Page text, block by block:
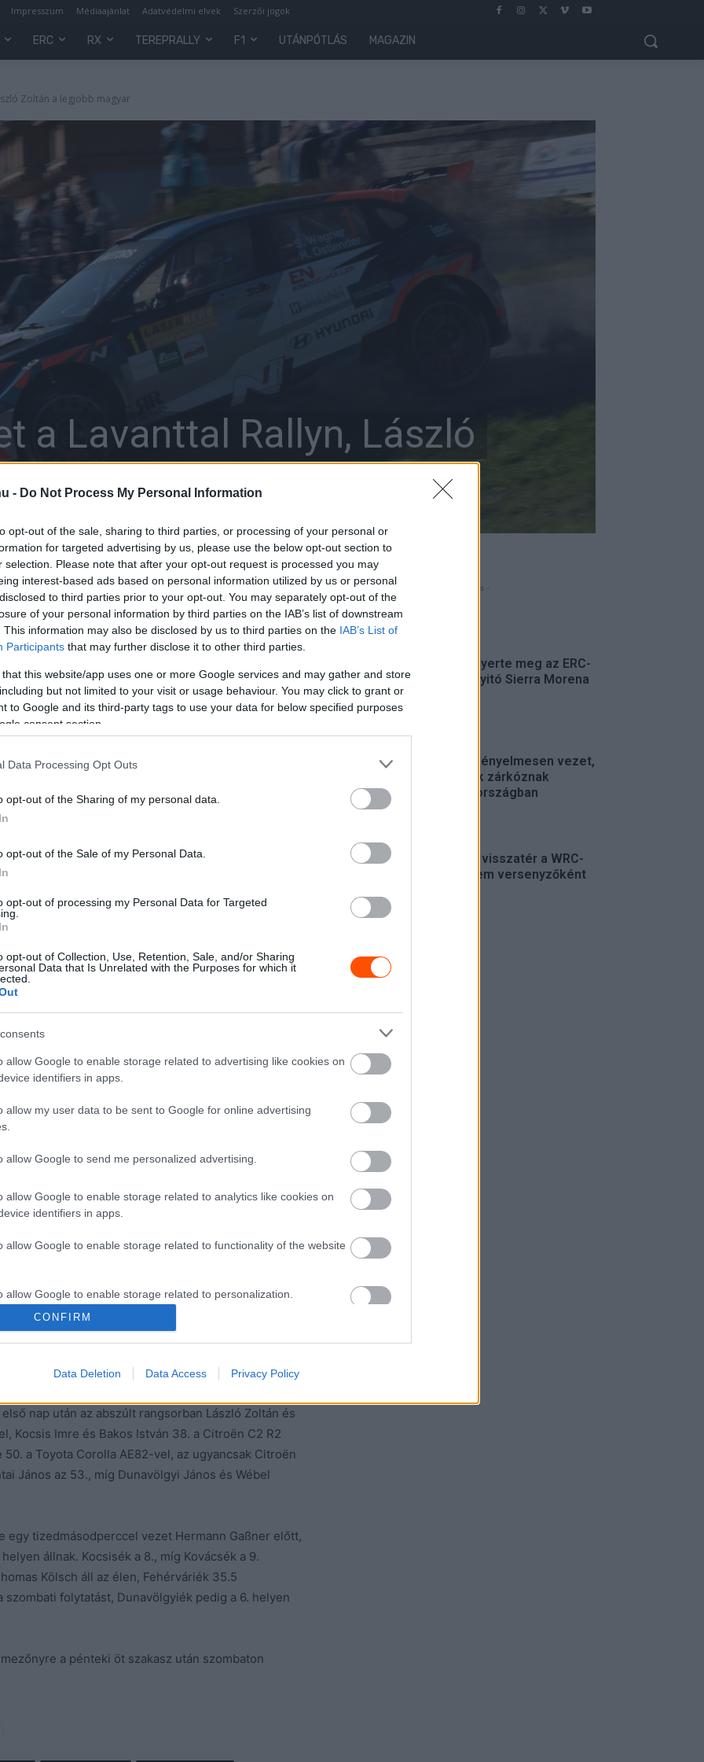
- Do Not Process My Personal Information
opt-out of the sale, sharing to third parties, or processing of your personal or
for targeted advertising by us, please use the below opt-out section to
selection. Please note that after your opt-out request is processed you may
interest-based ads based on personal information utilized by us or personal
to third parties prior to your opt-out. You may separately opt-out of the
of your personal information by third parties on the IAB’s list of downstream
This information may also be disclosed by us to third parties on the IAB’s List of
Participants that may further disclose it to other third parties.
that this website/app uses one or more Google services and may gather and store
but not limited to your visit or usage behaviour. You may click to grant or
to Google and its third-party tags to use your data for below specified purposes
consent section.
Data Processing Opt Outs
opt-out of the Sharing of my personal data.
opt-out of the Sale of my Personal Data.
opt-out of processing my Personal Data for Targeted
opt-out of Collection, Use, Retention, Sale, and/or Sharing
Data that Is Unrelated with the Purposes for which it
allow Google to enable storage related to advertising like cookies on
identifiers in apps.
allow my user data to be sent to Google for online advertising
allow Google to send me personalized advertising.
allow Google to enable storage related to analytics like cookies on
identifiers in apps.
allow Google to enable storage related to functionality of the website
allow Google to enable storage related to personalization.
allow Google to enable storage related to security, including
CONFIRM
Data Deletion Data Access Privacy Policy
Impresszum Médiaajánlat Adatvédelmi elvek Szerzői jogok
ERC RX TEREPRALLY F1 UTÁNPÓTLÁS MAGAZIN
Zoltán a legjobb magyar
a Lavanttal Rallyn, László
magyar
X Pinterest WhatsApp
Rally első napja után a favorit Simon Wagner
állomása között. Amíg a Rebenland Rallyn
a mezőnyt, addig a Lavanttal Rallyn
osztrák verseny központja között nagyjából 75
az a hazaiak kedvence, Simon Wagner, aki
közel van hozzá a második, a Škoda Fabia RS
hátránnyal követi. A harmadik helyen
lemaradása 35.6 másodperc az éllovashoz
első nap után az abszúlt rangsorban László Zoltán és
Kocsis Imre és Bakos István 38. a Citroën C2 R2
a Toyota Corolla AE82-vel, az ugyancsak Citroën
János az 53., míg Dunavölgyi János és Wébel
egy tizedmásodperccel vezet Hermann Gaßner előtt,
állnak. Kocsisék a 8., míg Kovácsék a 9.
Kölsch áll az élen, Fehérváriék 35.5
folytatást, Dunavölgyiék pedig a 6. helyen
a pénteki öt szakasz után szombaton
- Hirdetés -
FRISS
Suárez nyerte meg az ERC-
szezonnyitó Sierra Morena
Suárez kényelmesen vezet,
Németék zárkóznak
Spanyolországban
Munster visszatér a WRC-
be, de nem versenyzőként